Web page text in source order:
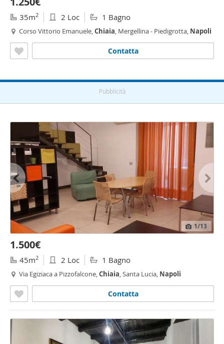
35m2 2 Loc 1 Bagno
Corso Vittorio Emanuele,Chiaia, Mergellina - Piedigrotta, Napoli
Contatta
Pubblicità
1/13
1.500€
45m2 2 Loc 1 Bagno
Via Egiziaca a Pizzofalcone,Chiaia, Santa Lucia, Napoli
Contatta